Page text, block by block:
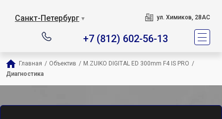
Санкт-Петербург ▼ ул. Химиков, 28АС
+7 (812) 602-56-13
Главная / Объектив / M.ZUIKO DIGITAL ED 300mm F4 IS PRO /
Диагностика